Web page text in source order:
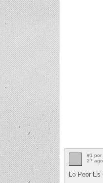
#1 por
27
Lo Peor Es